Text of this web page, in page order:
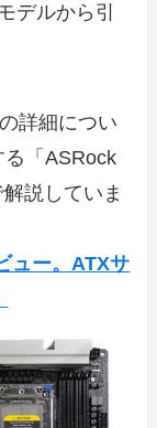
デルから引
詳細につい
「ASRock
説していま
ュー。ATXサ